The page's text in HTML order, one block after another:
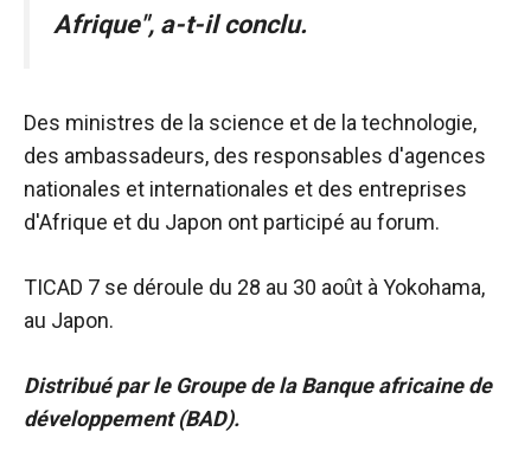
Afrique", a-t-il conclu.
Des ministres de la science et de la technologie,
des ambassadeurs, des responsables d'agences
nationales et internationales et des entreprises
d'Afrique et du Japon ont participé au forum.
TICAD 7 se déroule du 28 au 30 août à Yokohama,
au Japon.
Distribué par le Groupe de la Banque africaine de
développement (BAD).